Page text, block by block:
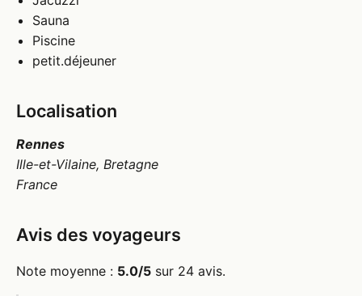
Sauna
Piscine
petit.déjeuner
Localisation
Rennes
Ille-et-Vilaine, Bretagne
France
Avis des voyageurs
Note moyenne : 5.0/5 sur 24 avis.